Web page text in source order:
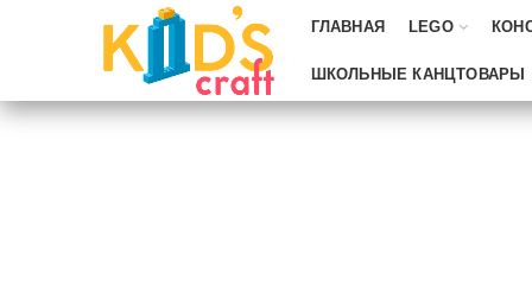
ГЛАВНАЯ LEGO
ШКОЛЬНЫЕ КАНЦТОВАРЫ